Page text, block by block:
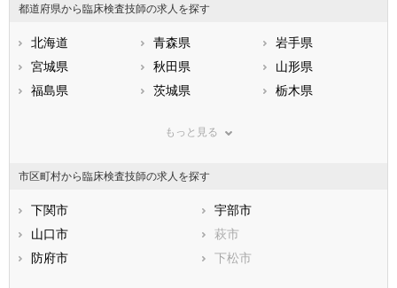
都道府県から臨床検査技師の求人を探す
北海道 青森県
岩手県
宮城県
秋田県
山形県
福島県
茨城県
栃木県
神奈川県
石川県
福井県
静岡県
滋賀県
兵庫県
もっと見る
市区町村から臨床検査技師の求人を探す
下関市
宇部市
山口市
萩市
防府市
下松市